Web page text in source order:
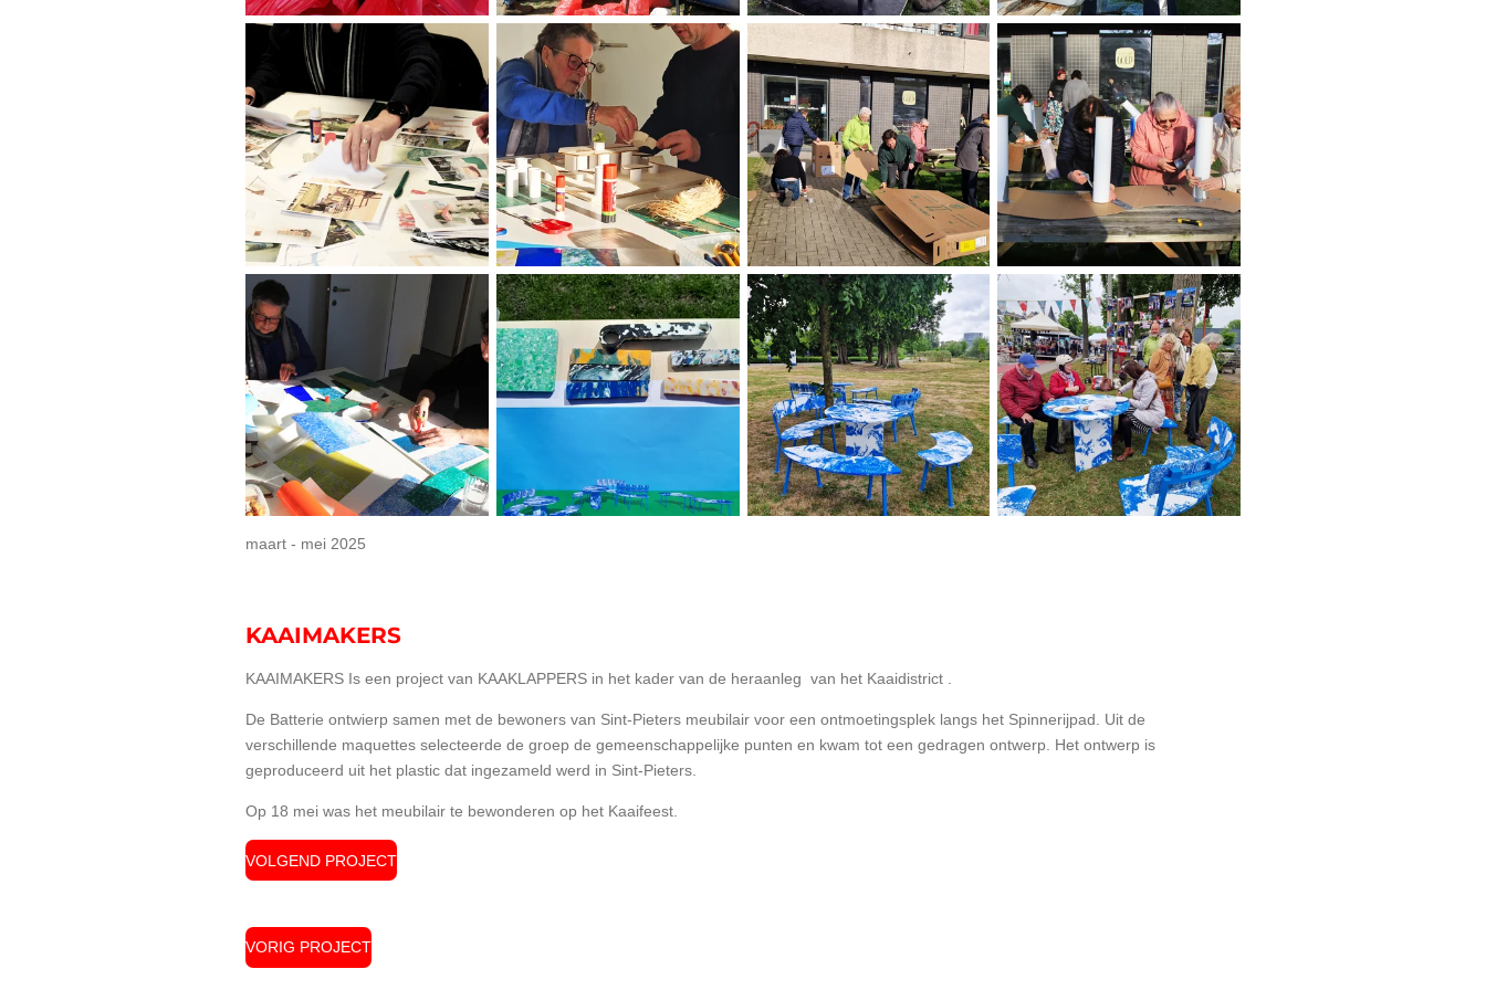
maart - mei 2025
KAAIMAKERS
KAAIMAKERS Is een project van KAAKLAPPERS in het kader van de heraanleg van het Kaaidistrict .
De Batterie ontwierp samen met de bewoners van Sint-Pieters meubilair voor een ontmoetingsplek langs het Spinnerijpad. Uit de
verschillende maquettes selecteerde de groep de gemeenschappelijke punten en kwam tot een gedragen ontwerp. Het ontwerp is
geproduceerd uit het plastic dat ingezameld werd in Sint-Pieters.
Op 18 mei was het meubilair te bewonderen op het Kaaifeest.
VOLGEND PROJECT
VORIG PROJECT